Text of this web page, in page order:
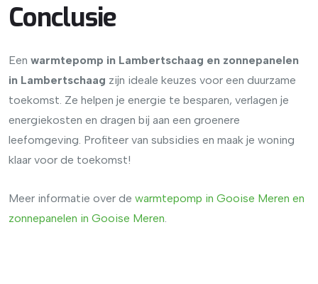
Conclusie
Een warmtepomp in Lambertschaag en zonnepanelen
in Lambertschaag zijn ideale keuzes voor een duurzame
toekomst. Ze helpen je energie te besparen, verlagen je
energiekosten en dragen bij aan een groenere
leefomgeving. Profiteer van subsidies en maak je woning
klaar voor de toekomst!
Meer informatie over de warmtepomp in Gooise Meren en
zonnepanelen in Gooise Meren.